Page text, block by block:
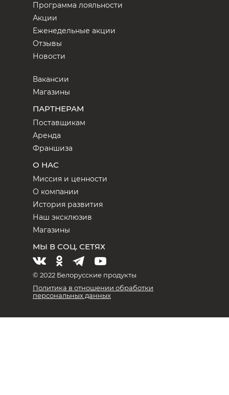
Программа лояльности
Акции
Еженедельные акции
Отзывы
Новости
Вакансии
Магазины
ПАРТНЕРАМ
Поставщикам
Аренда
Франшиза
О НАС
Миссия и ценности
О компании
История развития
Наш эксклюзив
Магазины
МЫ В СОЦ. СЕТЯХ
© 2022 Белорусские продукты
Политика в отношении обработки
персональных данных